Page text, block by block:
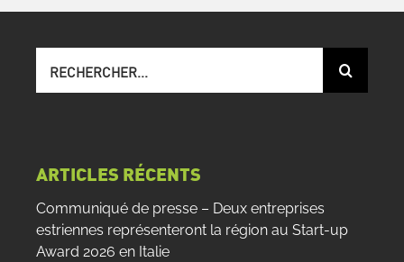
sur
ARTICLES RÉCENTS
Communiqué de presse – Deux entreprises
estriennes représenteront la région au Start-up
Award 2026 en Italie